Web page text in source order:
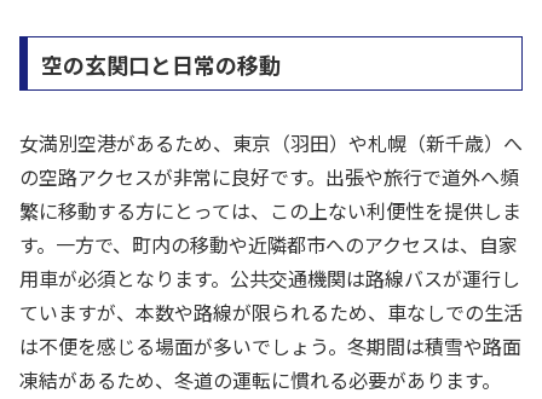
空の玄関口と日常の移動
女満別空港があるため、東京（羽田）や札幌（新千歳）へ
の空路アクセスが非常に良好です。出張や旅行で道外へ頻
繁に移動する方にとっては、この上ない利便性を提供しま
す。一方で、町内の移動や近隣都市へのアクセスは、自家
用車が必須となります。公共交通機関は路線バスが運行し
ていますが、本数や路線が限られるため、車なしでの生活
は不便を感じる場面が多いでしょう。冬期間は積雪や路面
凍結があるため、冬道の運転に慣れる必要があります。